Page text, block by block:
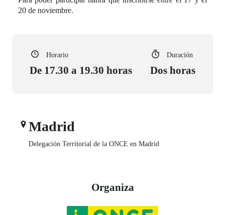
20 de noviembre.
Horario
De 17.30 a 19.30 horas
Duración
Dos horas
Madrid
Delegación Territorial de la ONCE en Madrid
Organiza